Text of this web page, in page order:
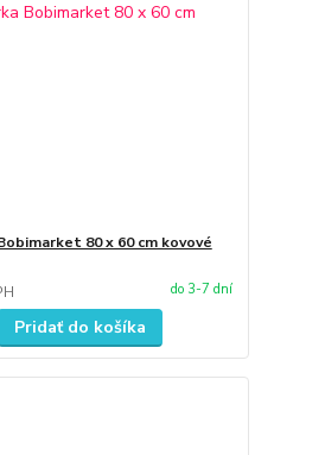
80 x 60 cm kovové
do 3-7 dní
Pridať do košíka